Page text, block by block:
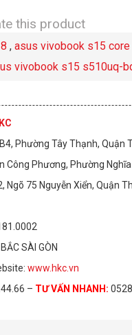
this product
,asus vivobook s15 core
vivobook s15 s510uq-
Phường Tây Thạnh, Quận
Công Phương, Phường
Ngõ 75 Nguyễn Xiển, Quận
SÀI GÒN
www.hkc.vn
– TƯ VẤN NHANH :